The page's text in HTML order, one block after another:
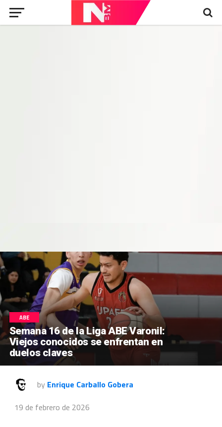
ABE
Semana 16 de la Liga ABE Varonil:
Viejos conocidos se enfrentan en
duelos claves
by Enrique Carballo Gobera
19 de febrero de 2026